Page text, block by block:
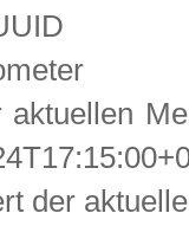
aktuellen
der